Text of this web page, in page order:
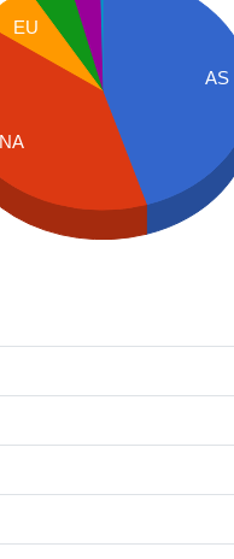
AS
EU
NA